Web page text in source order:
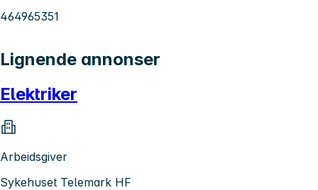
464965351
Lignende annonser
Elektriker
Arbeidsgiver
Sykehuset Telemark HF